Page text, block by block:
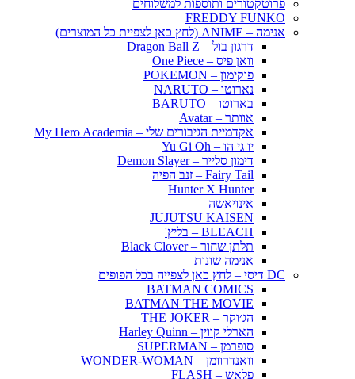
פרוטקטורים ותוספות למשלוחים
FREDDY FUNKO
אנימה – ANIME (לחץ כאן לצפיית כל המוצרים)
דרגון בול – Dragon Ball Z
וואן פיס – One Piece
פוקימון – POKEMON
נארוטו – NARUTO
בארוטו – BARUTO
אוותר – Avatar
אקדמיית הגיבורים שלי – My Hero Academia
יו גי הו – Yu Gi Oh
דימון סלייר – Demon Slayer
Fairy Tail – זנב הפיה
Hunter X Hunter
אינויאשה
JUJUTSU KAISEN
BLEACH – בליץ'
תלתן שחור – Black Clover
אנימה שונות
DC דיסי – לחץ כאן לצפייה בכל הפופים
BATMAN COMICS
BATMAN THE MOVIE
הג׳וקר – THE JOKER
הארלי קווין – Harley Quinn
סופרמן – SUPERMAN
וואנדרוומן – WONDER-WOMAN
פלאש – FLASH